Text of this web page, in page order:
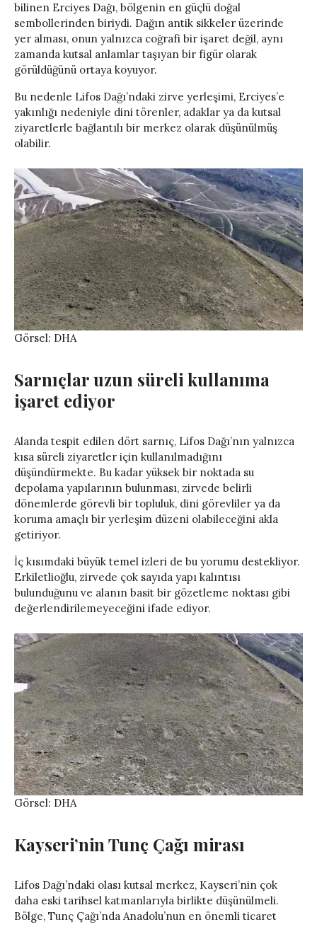
bilinen Erciyes Dağı, bölgenin en güçlü doğal
sembollerinden biriydi. Dağın antik sikkeler üzerinde
yer alması, onun yalnızca coğrafi bir işaret değil, aynı
zamanda kutsal anlamlar taşıyan bir figür olarak
görüldüğünü ortaya koyuyor.
Bu nedenle Lifos Dağı’ndaki zirve yerleşimi, Erciyes’e
yakınlığı nedeniyle dini törenler, adaklar ya da kutsal
ziyaretlerle bağlantılı bir merkez olarak düşünülmüş
olabilir.
Görsel: DHA
Sarnıçlar uzun süreli kullanıma
işaret ediyor
Alanda tespit edilen dört sarnıç, Lifos Dağı’nın yalnızca
kısa süreli ziyaretler için kullanılmadığını
düşündürmekte. Bu kadar yüksek bir noktada su
depolama yapılarının bulunması, zirvede belirli
dönemlerde görevli bir topluluk, dini görevliler ya da
koruma amaçlı bir yerleşim düzeni olabileceğini akla
getiriyor.
İç kısımdaki büyük temel izleri de bu yorumu destekliyor.
Erkiletlioğlu, zirvede çok sayıda yapı kalıntısı
bulunduğunu ve alanın basit bir gözetleme noktası gibi
değerlendirilemeyeceğini ifade ediyor.
Görsel: DHA
Kayseri’nin Tunç Çağı mirası
Lifos Dağı’ndaki olası kutsal merkez, Kayseri’nin çok
daha eski tarihsel katmanlarıyla birlikte düşünülmeli.
Bölge, Tunç Çağı’nda Anadolu’nun en önemli ticaret